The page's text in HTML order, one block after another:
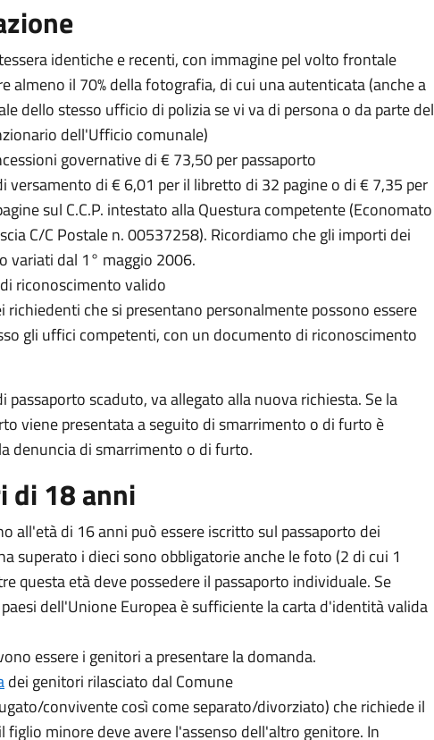
identiche e recenti, con immagine pel volto frontale
almeno il 70% della fotografia, di cui una autenticata (anche a
dello stesso ufficio di polizia se vi va di persona o da parte del
dell'Ufficio comunale)
governative di € 73,50 per passaporto
versamento di € 6,01 per il libretto di 32 pagine o di € 7,35 per
sul C.C.P. intestato alla Questura competente (Economato
C/C Postale n. 00537258). Ricordiamo che gli importi dei
variati dal 1° maggio 2006.
riconoscimento valido
richiedenti che si presentano personalmente possono essere
gli uffici competenti, con un documento di riconoscimento
passaporto scaduto, va allegato alla nuova richiesta. Se la
viene presentata a seguito di smarrimento o di furto è
denuncia di smarrimento o di furto.
di 18 anni
all'età di 16 anni può essere iscritto sul passaporto dei
superato i dieci sono obbligatorie anche le foto (2 di cui 1
questa età deve possedere il passaporto individuale. Se
dell'Unione Europea è sufficiente la carta d'identità valida
essere i genitori a presentare la domanda.
dei genitori rilasciato dal Comune
convivente così come separato/divorziato) che richiede il
figlio minore deve avere l'assenso dell'altro genitore. In